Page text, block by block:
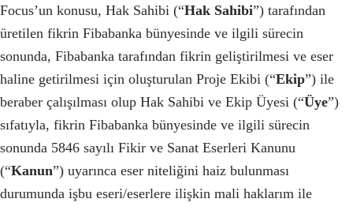
Focus’un konusu, Hak Sahibi (“Hak Sahibi”) tarafından
üretilen fikrin Fibabanka bünyesinde ve ilgili sürecin
sonunda, Fibabanka tarafından fikrin geliştirilmesi ve eser
haline getirilmesi için oluşturulan Proje Ekibi (“Ekip”) ile
beraber çalışılması olup Hak Sahibi ve Ekip Üyesi (“Üye”)
sıfatıyla, fikrin Fibabanka bünyesinde ve ilgili sürecin
sonunda 5846 sayılı Fikir ve Sanat Eserleri Kanunu
(“Kanun”) uyarınca eser niteliğini haiz bulunması
durumunda işbu eseri/eserlere ilişkin mali haklarım ile